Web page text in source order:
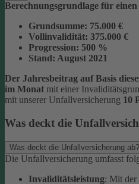
Berechnungsgrundlage für
Grundsumme: 75.000 €
Vollinvalidität: 375.000 €
Progression: 500 %
Stand: August 2021
Der Jahresbeitrag auf Basis
im Monat mit einer
mit unserer Unfallversicherung 10
Was deckt die
Was deckt die Unfallversicherung ab?
Die Unfallversicherung umfasst
Invaliditätsleistung: Mit der